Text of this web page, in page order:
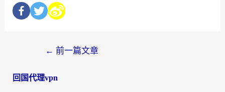
← 前一篇文章
回国代理vpn